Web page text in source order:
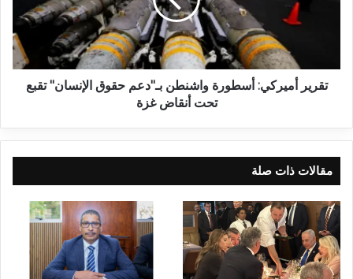
تقرير أميركي: أسطورة واشنطن بـ"دعم حقوق الإنسان" تقبع
تحت أنقاض غزة
مقالات ذات صلة